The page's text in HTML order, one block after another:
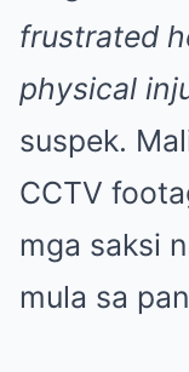
frustrated
physical
suspek.
CCTV
mga saksi
mula sa